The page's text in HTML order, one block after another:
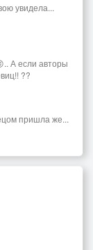
увидела...
А если авторы
??
пришла же...